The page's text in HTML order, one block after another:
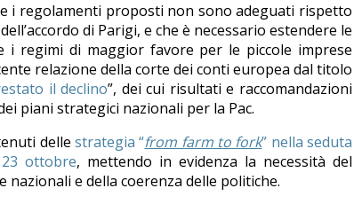
i regolamenti proposti non sono adeguati rispetto
di Parigi, e che è necessario estendere le
i regimi di maggior favore per le piccole imprese
relazione della corte dei conti europea dal titolo
il declino”, dei cui risultati e raccomandazioni
piani strategici nazionali per la Pac.
dellestrategia “from farm to fork” nella seduta
ottobre, mettendo in evidenza la necessità del
e della coerenza delle politiche.